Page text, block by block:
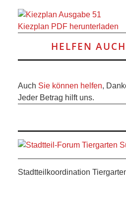
Kiezplan PDF herunterladen
HELFEN
Auch Sie können helfen,
Jeder Betrag hilft uns.
Stadtteilkoordination